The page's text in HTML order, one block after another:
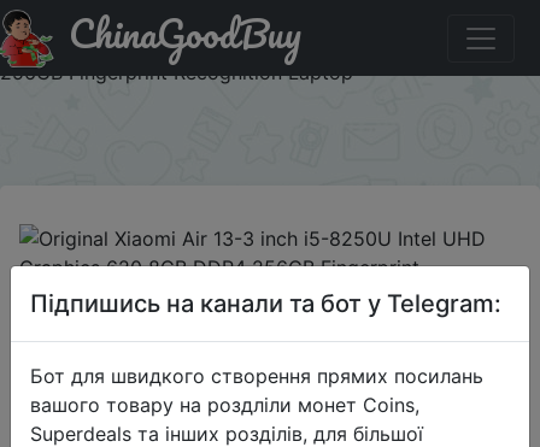
Паридбати з промокодом 402710BG Original Xiaomi Air
13-3 inch i5-8250U Intel UHD Graphics 620 8GB DDR4
256GB Fingerprint Recognition Laptop
ChinaGoodBuy
2019-04-04
Original Xiaomi Air 13-3 inch i5-
8250U Intel UHD Graphics 620 8GB
DDR4 256GB Fingerprint
Recognition Laptop
Підпишись на канали та бот у Telegram:
Бот для швидкого створення прямих посилань
вашого товару на роздліли монет Coins,
Superdeals та інших розділів, для більшої